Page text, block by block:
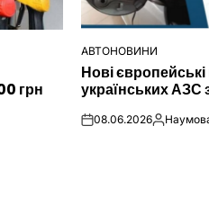
грн
ОПУБЛІКУВАТИ
У
АВТОНОВИНИ
Нові
українських АЗС
on08.06.2026